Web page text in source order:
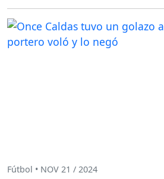
Fútbol • NOV 21 / 2024